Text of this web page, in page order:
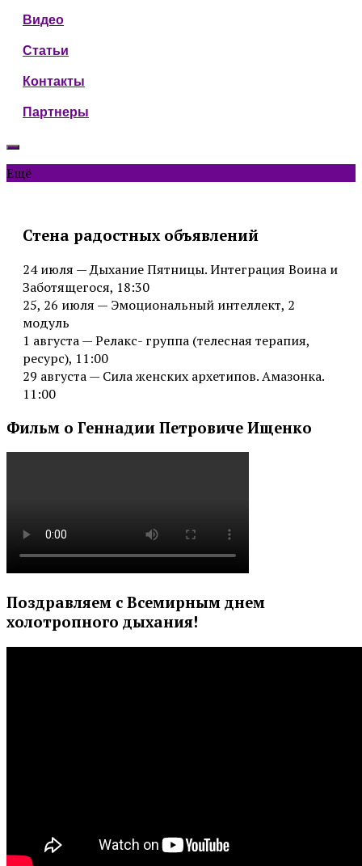
Видео
Статьи
Контакты
Партнеры
Ещё
Стена радостных объявлений
24 июля — Дыхание Пятницы. Интеграция Воина и
Заботящегося, 18:30
25, 26 июля — Эмоциональный интеллект, 2
модуль
1 августа — Релакс- группа (телесная терапия,
ресурс), 11:00
29 августа — Сила женских архетипов. Амазонка.
11:00
Фильм о Геннадии Петровиче Ищенко
Поздравляем с Всемирным днем
холотропного дыхания!